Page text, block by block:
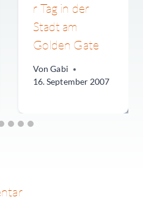
r Tag in der
Stadt am
Golden Gate
Von Gabi
16. September 2007